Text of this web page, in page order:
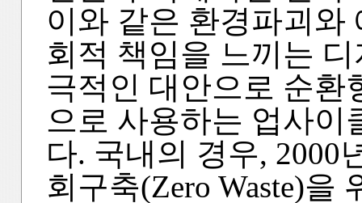
이와 같은 환경파괴와
회적 책임을 느끼는
극적인 대안으로 순환
으로 사용하는 업사이
다. 국내의 경우, 2000
회구축(Zero Waste)을